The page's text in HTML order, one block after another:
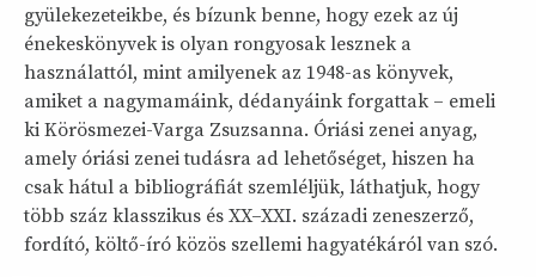
gyülekezeteikbe, és bízunk benne, hogy ezek az új
énekeskönyvek is olyan rongyosak lesznek a
használattól, mint amilyenek az 1948-as könyvek,
amiket a nagymamáink, dédanyáink forgattak – emeli
ki Körösmezei-Varga Zsuzsanna. Óriási zenei anyag,
amely óriási zenei tudásra ad lehetőséget, hiszen ha
csak hátul a bibliográfiát szemléljük, láthatjuk, hogy
több száz klasszikus és XX–XXI. századi zeneszerző,
fordító, költő-író közös szellemi hagyatékáról van szó.